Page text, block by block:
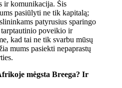
ir komunikacija. Šis
pasiūlyti ne tik kapitalą;
patyrusius sparingo
poveikio ir
kad tai ne tik svarbu mūsų
mums pasiekti nepaprastų
mėgsta Breega? Ir